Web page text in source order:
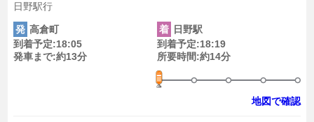
日野駅行
発 高倉町
到着予定:18:05
発車まで:約13分
着 日野駅
到着予定:18:19
所要時間:約14分
地図で確認